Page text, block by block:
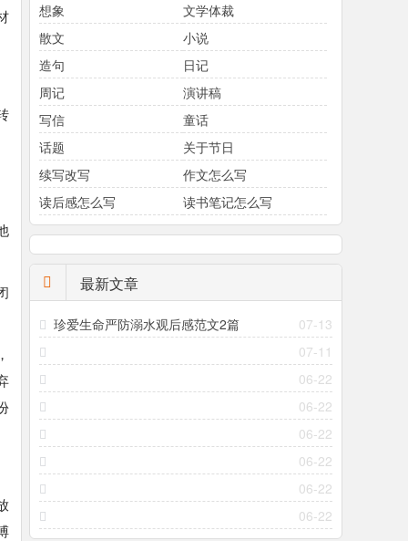
想象
文学体裁
散文
小说
造句
日记
周记
演讲稿
写信
童话
话题
关于节日
续写改写
作文怎么写
读后感怎么写
读书笔记怎么写
最新文章
07-13
珍爱生命严防溺水观后感范文2篇
07-11
06-22
06-22
06-22
06-22
06-22
06-22